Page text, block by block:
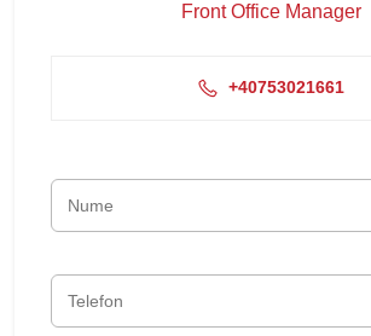
Front Office Manager
+40753021661